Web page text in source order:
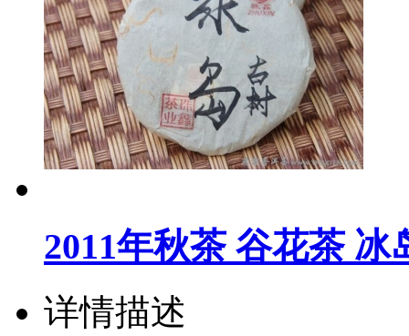
2011年秋茶 谷花茶 冰
详情描述